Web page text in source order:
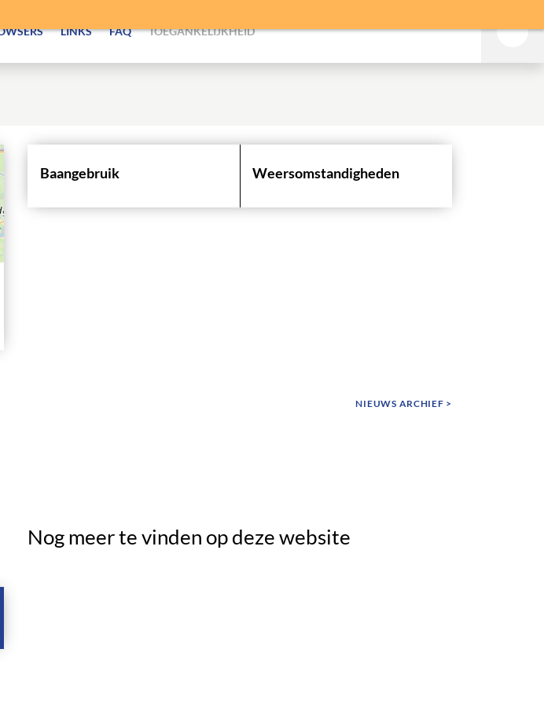
LINKS FAQ TOEGANKELIJKHEID
Baangebruik Weersomstandigheden
NIEUWS ARCHIEF >
Nog meer te vinden op deze website